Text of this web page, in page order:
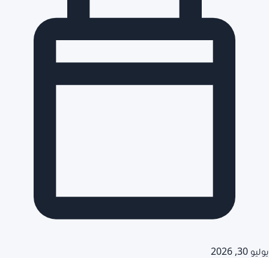
يوليو 30, 2026